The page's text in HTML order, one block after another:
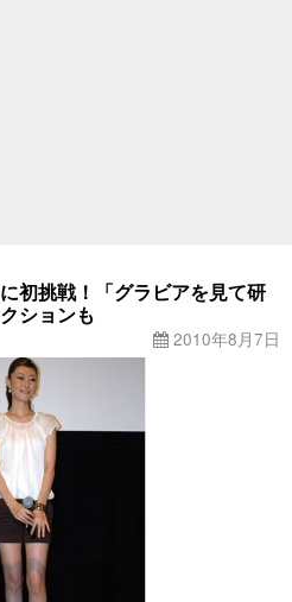
初挑戦！「グラビアを見て研
ションも
2010年8月7日